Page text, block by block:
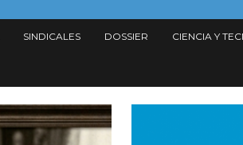
SINDICALES DOSSIER CIENCIA Y